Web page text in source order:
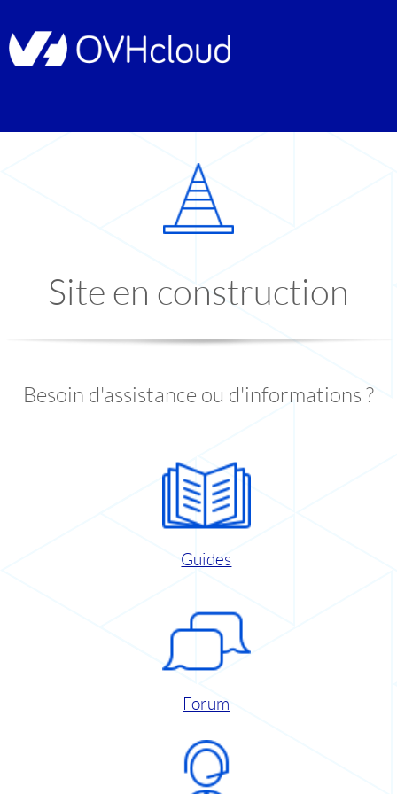
Site en construction
Besoin d'assistance ou d'informations ?
Guides
Forum